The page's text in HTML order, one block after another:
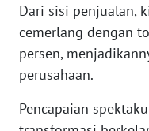
Dari sisi penjualan,
cemerlang dengan
persen,
perusahaan.
Pencapaian
JABAR
WN
BANTEN
WN